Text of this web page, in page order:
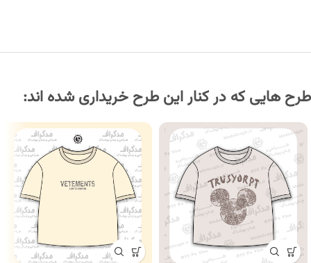
طرح هایی که در کنار این طرح خریداری شده اند: